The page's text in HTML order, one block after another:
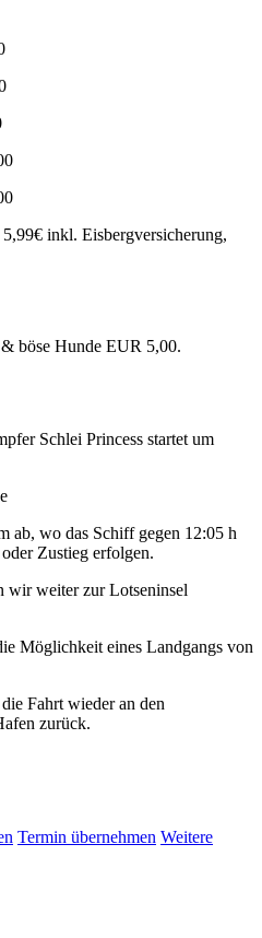
inkl. Eisbergversicherung,
böse Hunde EUR 5,00.
Schlei Princess startet um
ab, wo das Schiff gegen 12:05 h
Zustieg erfolgen.
wir weiter zur Lotseninsel
Möglichkeit eines Landgangs von
Fahrt wieder an den
zurück.
Termin übernehmen Weitere